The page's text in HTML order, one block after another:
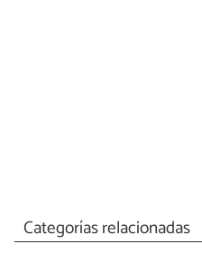
Categorías relacionadas